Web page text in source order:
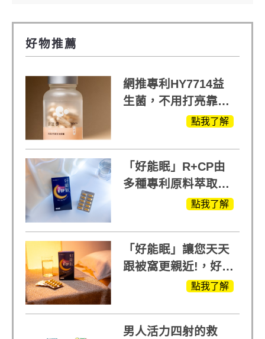
好物推薦
網推專利HY7714益
生菌，不用打亮靠養
點我了解
「好能眠」R+CP由
多種專利原料萃取、
白鳳豆、羅布麻、西
晰的關鍵!
點我了解
「好能眠」讓您天天
跟被窩更親近!，好能
生醫X陳亞蘭推薦!
點我了解
男人活力四射的救